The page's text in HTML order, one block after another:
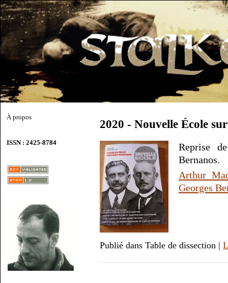
À propos
ISSN : 2425-8784
2020 - Nouvelle École
Reprise
Bernanos.
Arthur
Georges
Publié dans Table de dissection |